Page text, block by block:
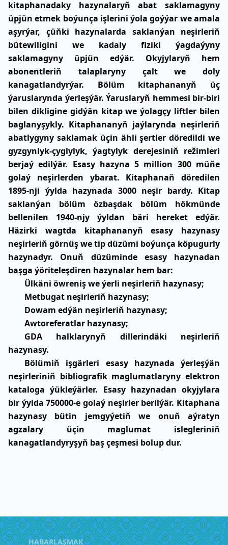
kitaphanadaky hazynalaryň abat saklamagyny
üpjün etmek boýunça işlerini ýola goýýar we amala
aşyrýar, çüňki hazynalarda saklanýan neşirleriň
bütewiligini we kadaly fiziki ýagdaýyny
saklamagyny üpjün edýär. Okyjylaryň hem
abonentleriň talaplaryny çalt we doly
kanagatlandyrýar. Bölüm kitaphananyň üç
ýaruslarynda ýerleşýär. Ýaruslaryň hemmesi bir-biri
bilen dikligine gidýän kitap we ýolagçy liftler bilen
baglanyşykly. Kitaphananyň jaýlarynda neşirleriň
abatlygyny saklamak üçin ähli şertler döredildi we
gyzgynlyk-çyglylyk, ýagtylyk derejesiniň režimleri
berjaý edilýär. Esasy hazyna 5 million 300 müňe
golaý neşirlerden ybarat. Kitaphanaň döredilen
1895-nji ýylda hazynada 3000 neşir bardy. Kitap
saklanýan bölüm özbaşdak bölüm hökmünde
bellenilen 1940-njy ýyldan bäri hereket edýär.
Häzirki wagtda kitaphananyň esasy hazynasy
neşirleriň görnüş we tip düzümi boýunça köpugurly
hazynadyr. Onuň düzüminde esasy hazynadan
başga ýöriteleşdiren hazynalar hem bar:
Ülkäni öwreniş we ýerli neşirleriň hazynasy;
Metbugat neşirleriň hazynasy;
Dowam edýän neşirleriň hazynasy;
Awtoreferatlar hazynasy;
GDA halklarynyň dillerindäki neşirleriň
hazynasy.
Bölümiň işgärleri esasy hazynada ýerleşýän
neşirleriniň bibliografik maglumatlaryny elektron
kataloga ýükleýärler. Esasy hazynadan okyjylara
bir ýylda 750000-e golaý neşirler berilýär. Kitaphana
hazynasy bütin jemgyýetiň we onuň aýratyn
agzalary üçin maglumat islegleriniň
kanagatlandyryşyň baş çeşmesi bolup dur.
HABARLAŞMAK